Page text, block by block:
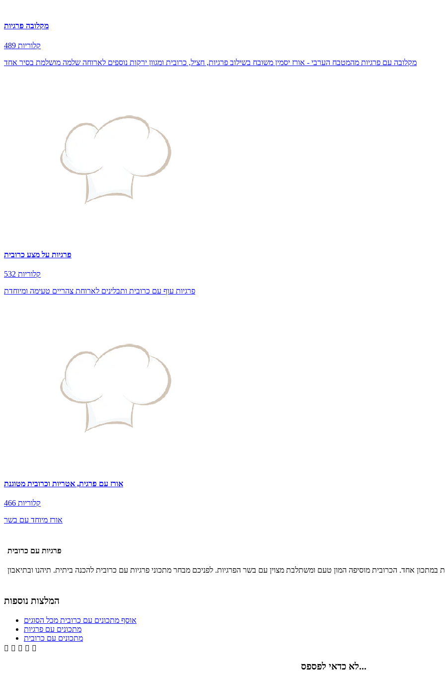
מקלובה פרגיות
489 קלוריות
מקלובה עם פרגיות מהמטבח הערבי - אורז יסמין משובח בשילוב פרגיות, חציל, כרובית ומגוון ירקות נוספים לארוחה שלמה מושלמת בסיר אחד
פרגיות על מצע כרובית
532 קלוריות
פרגיות עוף עם כרובית ותבלינים לארוחת צהריים טעימה ומיוחדת
אורז עם פרגית, אטריות וכרובית מטוגנת
466 קלוריות
אורז מיוחד עם בשר
פרגיות עם כרובית
המלצות נוספות
אוסף מתכונים עם כרובית מכל הסוגים
מתכונים עם פרגיות
מתכונים עם כרובית
    
לא כדאי לפספס...